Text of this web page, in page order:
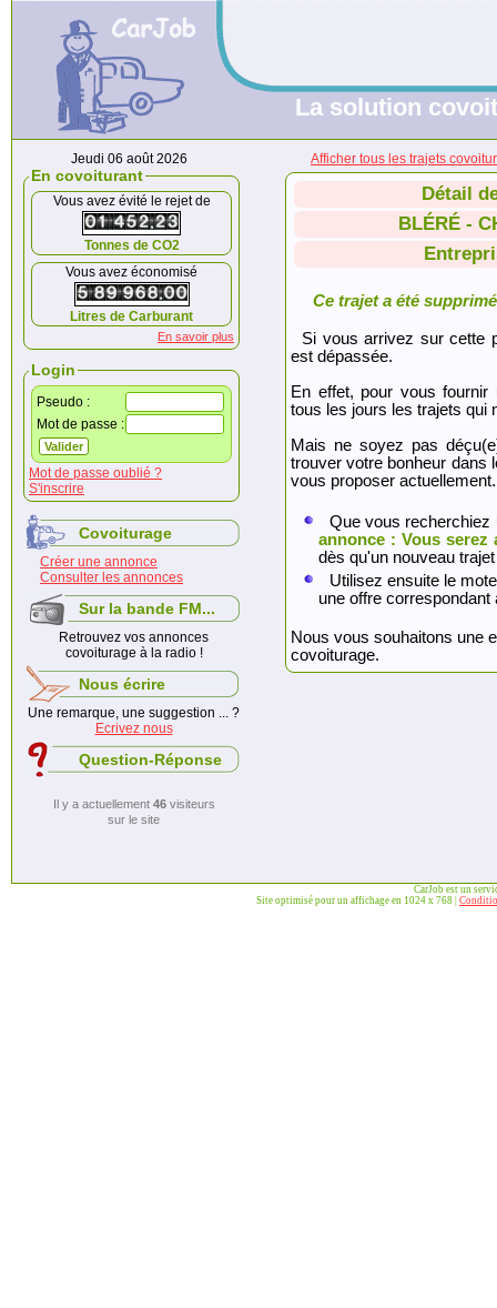
La solution
Jeudi 06 août 2026
En covoiturant
Vous avez évité le rejet de
Tonnes de CO2
Vous avez économisé
Litres de Carburant
En savoir plus
Login
Pseudo :
Mot de passe :
Mot de passe oublié ?
S'inscrire
Covoiturage
Créer une annonce
Consulter les annonces
Sur la bande FM...
Retrouvez vos annonces
covoiturage à la radio !
Nous écrire
Une remarque, une suggestion ... ?
Ecrivez nous
Question-Réponse
Il y a actuellement 46visiteurs
sur le site
Afficher tous les trajets
Détail
BLÉRÉ -
Ce trajet a été
Si vous arrivez sur cette
est dépassée.
En effet, pour vous fournir
tous les jours les trajets qui
Mais ne soyez pas
trouver votre bonheur dans
vous proposer actuellement.
Que vous
annonce : Vous serez
dès qu'un nouveau
Utilisez ensuite le
une offre
Nous vous souhaitons une
covoiturage.
CarJob est un
Site optimisé pour un affichage en 1024 x 768 |